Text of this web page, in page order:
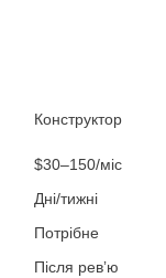
Конструктор
$30–150/міс
Дні/тижні
Потрібне
Після ревʼю